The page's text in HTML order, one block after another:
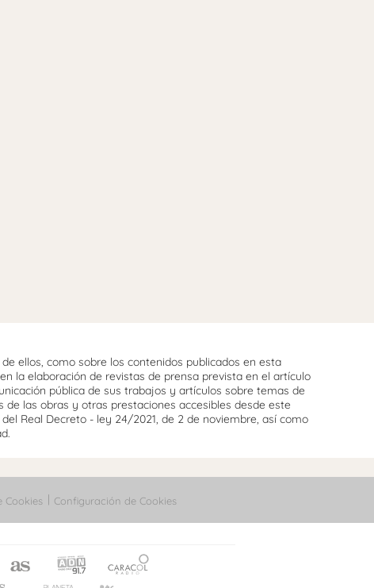
ellos, como sobre los contenidos publicados en esta
la elaboración de revistas de prensa prevista en el artículo
pública de sus trabajos y artículos sobre temas de
de las obras y otras prestaciones accesibles desde este
Real Decreto - ley 24/2021, de 2 de noviembre, así como
Cookies Configuración de Cookies